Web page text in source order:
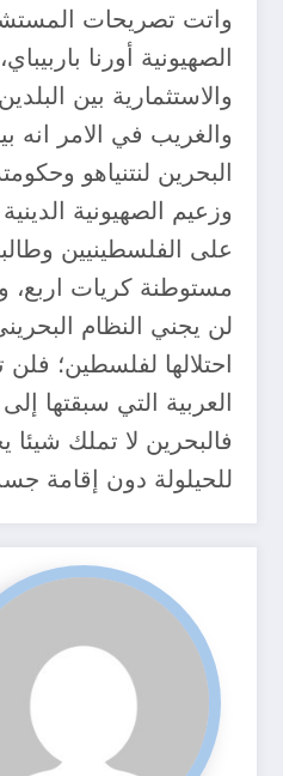
واتت تصريحات
الصهيونية أورنا
والاستثمارية بين
والغريب في الامر انه
البحرين لنتنياهو
وزعيم الصهيونية
على الفلسطينيين
مستوطنة كريات اربع،
لن يجني النظام
احتلالها لفلسطين؛
العربية التي سبقتها
فالبحرين لا تملك شيئا
للحيلولة دون إقامة